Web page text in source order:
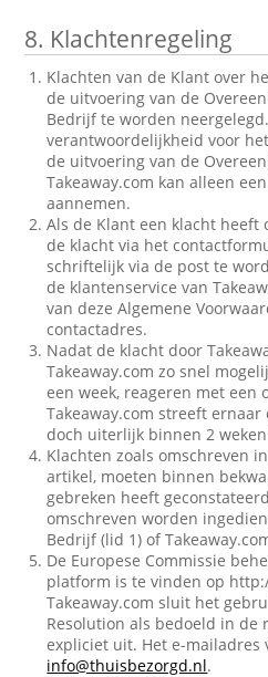
8. Klachtenregeling
Klachten van de Klant over
de uitvoering van de
Bedrijf te worden
verantwoordelijkheid voor
de uitvoering van de
Takeaway.com kan alleen
aannemen.
Als de Klant een klacht heeft
de klacht via het
schriftelijk via de post te
de klantenservice van
van deze Algemene
contactadres.
Nadat de klacht door
Takeaway.com zo snel
een week, reageren met een
Takeaway.com streeft
doch uiterlijk binnen 2
Klachten zoals omschreven
artikel, moeten binnen
gebreken heeft
omschreven worden
Bedrijf (lid 1) of
De Europese Commissie
platform is te vinden op
Takeaway.com sluit het
Resolution als bedoeld in de
expliciet uit. Het e-mailadres
info@thuisbezorgd.nl.